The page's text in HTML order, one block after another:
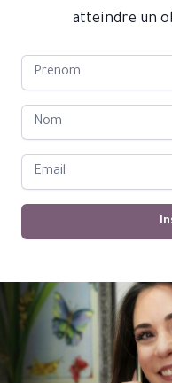
atteindre un
First name
Last name
Email address